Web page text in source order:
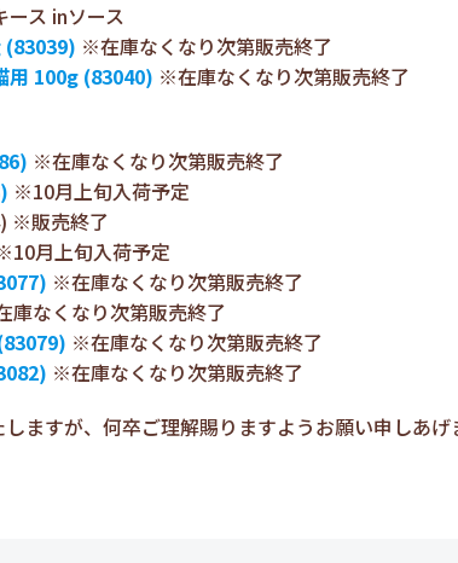
ス inソース
(83039) ※在庫なくなり次第販売終了
用 100g (83040) ※在庫なくなり次第販売終了
※在庫なくなり次第販売終了
※10月上旬入荷予定
※販売終了
月上旬入荷予定
※在庫なくなり次第販売終了
庫なくなり次第販売終了
※在庫なくなり次第販売終了
※在庫なくなり次第販売終了
ますが、何卒ご理解賜りますようお願い申しあげ